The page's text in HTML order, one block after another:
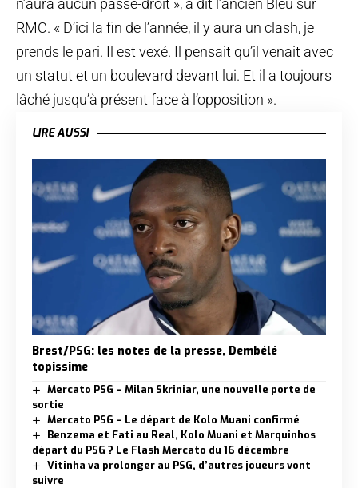
n’aura aucun passe-droit », a dit l’ancien Bleu sur
RMC. « D’ici la fin de l’année, il y aura un clash, je
prends le pari. Il est vexé. Il pensait qu’il venait avec
un statut et un boulevard devant lui. Et il a toujours
lâché jusqu’à présent face à l’opposition ».
LIRE AUSSI
Brest/PSG: les notes de la presse, Dembélé
topissime
Mercato PSG – Milan Skriniar, une nouvelle porte de
sortie
Mercato PSG – Le départ de Kolo Muani confirmé
Benzema et Fati au Real, Kolo Muani et Marquinhos
départ du PSG ? Le Flash Mercato du 16 décembre
Vitinha va prolonger au PSG, d’autres joueurs vont
suivre